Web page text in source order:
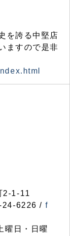
を誇る中堅店
ますので是非
2-1-11
24-6226 / f
曜日・日曜